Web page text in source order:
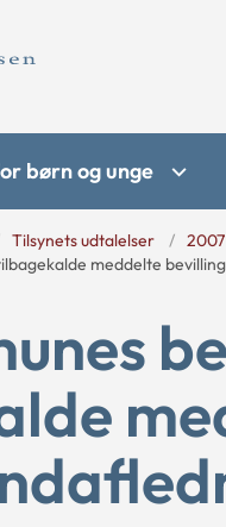
børn og unge
Tilsynets udtalelser 2007
meddelte